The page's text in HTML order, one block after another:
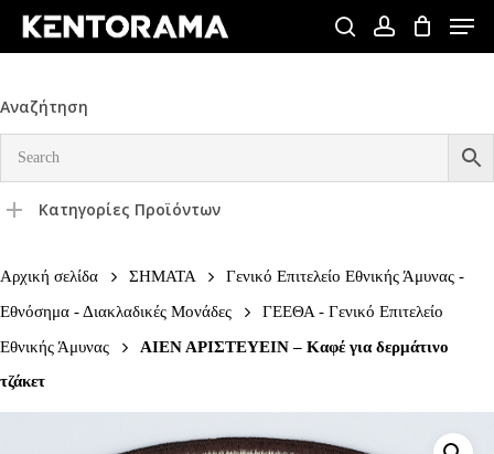
Skip
content
searchaccount
Menu
Αναζήτηση
Κατηγορίες Προϊόντων
Αρχική σελίδα ΣΗΜΑΤΑ
Γενικό Επιτελείο Εθνικής Άμυνας -
Εθνόσημα - Διακλαδικές Μονάδες
ΓΕΕΘΑ - Γενικό Επιτελείο
Εθνικής Άμυνας
ΑΙΕΝ ΑΡΙΣΤΕΥΕΙΝ – Καφέ για δερμάτινο
τζάκετ